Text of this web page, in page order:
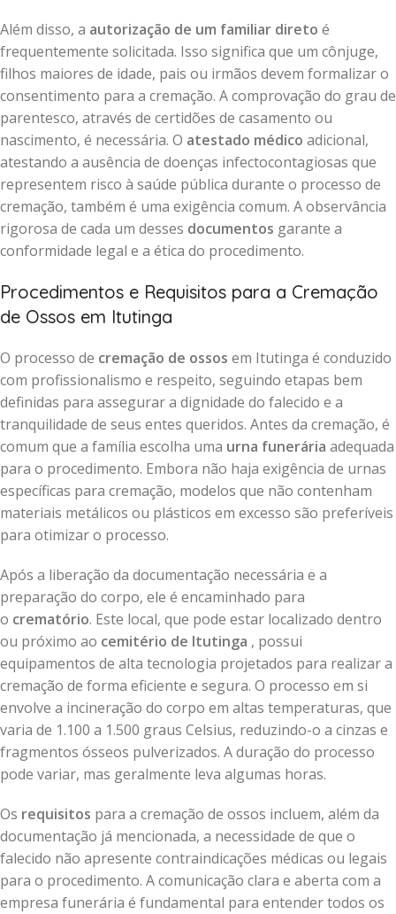
Além disso, a autorização de um familiar direto é
frequentemente solicitada. Isso significa que um cônjuge,
filhos maiores de idade, pais ou irmãos devem formalizar o
consentimento para a cremação. A comprovação do grau de
parentesco, através de certidões de casamento ou
nascimento, é necessária. O atestado médico adicional,
atestando a ausência de doenças infectocontagiosas que
representem risco à saúde pública durante o processo de
cremação, também é uma exigência comum. A observância
rigorosa de cada um desses documentos garante a
conformidade legal e a ética do procedimento.
Procedimentos e Requisitos para a Cremação
de Ossos em Itutinga
O processo de cremação de ossos em Itutinga é conduzido
com profissionalismo e respeito, seguindo etapas bem
definidas para assegurar a dignidade do falecido e a
tranquilidade de seus entes queridos. Antes da cremação, é
comum que a família escolha uma urna funerária adequada
para o procedimento. Embora não haja exigência de urnas
específicas para cremação, modelos que não contenham
materiais metálicos ou plásticos em excesso são preferíveis
para otimizar o processo.
Após a liberação da documentação necessária e a
preparação do corpo, ele é encaminhado para
o crematório. Este local, que pode estar localizado dentro
ou próximo ao cemitério de Itutinga , possui
equipamentos de alta tecnologia projetados para realizar a
cremação de forma eficiente e segura. O processo em si
envolve a incineração do corpo em altas temperaturas, que
varia de 1.100 a 1.500 graus Celsius, reduzindo-o a cinzas e
fragmentos ósseos pulverizados. A duração do processo
pode variar, mas geralmente leva algumas horas.
Os requisitos para a cremação de ossos incluem, além da
documentação já mencionada, a necessidade de que o
falecido não apresente contraindicações médicas ou legais
para o procedimento. A comunicação clara e aberta com a
empresa funerária é fundamental para entender todos os